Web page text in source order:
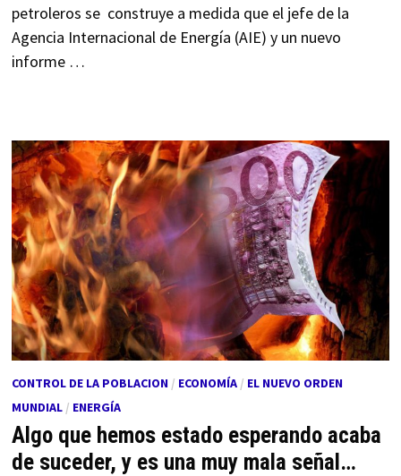
petroleros se construye a medida que el jefe de la
Agencia Internacional de Energía (AIE) y un nuevo
informe …
CONTROL DE LA POBLACION/ ECONOMÍA/ EL NUEVO ORDEN
MUNDIAL/ ENERGÍA
Algo que hemos estado esperando acaba
de suceder, y es una muy mala señal…